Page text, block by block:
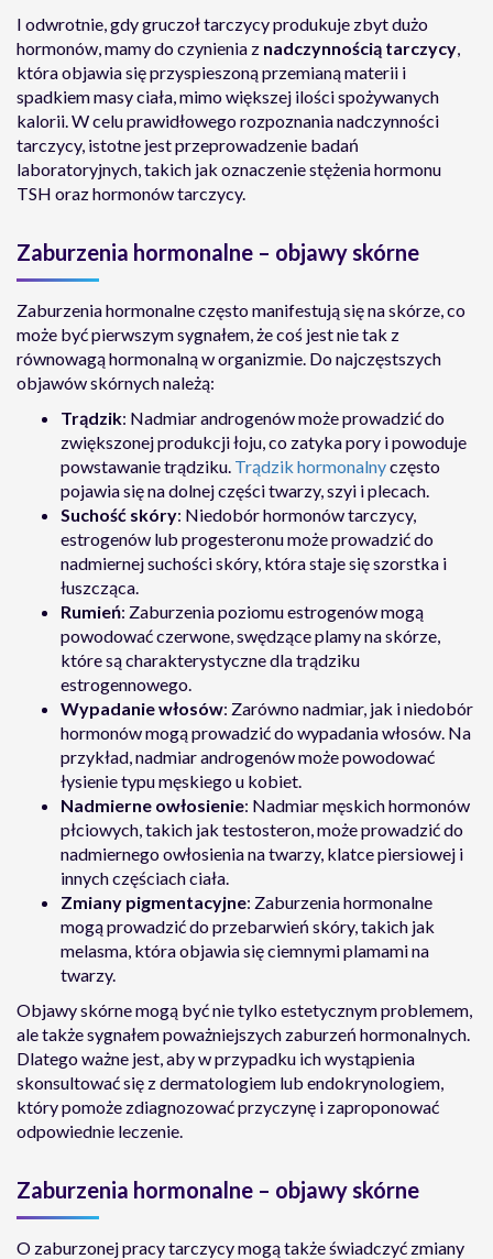
I odwrotnie, gdy gruczoł tarczycy produkuje zbyt dużo
hormonów, mamy do czynienia z nadczynnością tarczycy,
która objawia się przyspieszoną przemianą materii i
spadkiem masy ciała, mimo większej ilości spożywanych
kalorii. W celu prawidłowego rozpoznania nadczynności
tarczycy, istotne jest przeprowadzenie badań
laboratoryjnych, takich jak oznaczenie stężenia hormonu
TSH oraz hormonów tarczycy.
Zaburzenia hormonalne – objawy skórne
Zaburzenia hormonalne często manifestują się na skórze, co
może być pierwszym sygnałem, że coś jest nie tak z
równowagą hormonalną w organizmie. Do najczęstszych
objawów skórnych należą:
Trądzik: Nadmiar androgenów może prowadzić do
zwiększonej produkcji łoju, co zatyka pory i powoduje
powstawanie trądziku. Trądzik hormonalnyczęsto
pojawia się na dolnej części twarzy, szyi i plecach.
Suchość skóry: Niedobór hormonów tarczycy,
estrogenów lub progesteronu może prowadzić do
nadmiernej suchości skóry, która staje się szorstka i
łuszcząca.
Rumień: Zaburzenia poziomu estrogenów mogą
powodować czerwone, swędzące plamy na skórze,
które są charakterystyczne dla trądziku
estrogennowego.
Wypadanie włosów: Zarówno nadmiar, jak i niedobór
hormonów mogą prowadzić do wypadania włosów. Na
przykład, nadmiar androgenów może powodować
łysienie typu męskiego u kobiet.
Nadmierne owłosienie: Nadmiar męskich hormonów
płciowych, takich jak testosteron, może prowadzić do
nadmiernego owłosienia na twarzy, klatce piersiowej i
innych częściach ciała.
Zmiany pigmentacyjne: Zaburzenia hormonalne
mogą prowadzić do przebarwień skóry, takich jak
melasma, która objawia się ciemnymi plamami na
twarzy.
Objawy skórne mogą być nie tylko estetycznym problemem,
ale także sygnałem poważniejszych zaburzeń hormonalnych.
Dlatego ważne jest, aby w przypadku ich wystąpienia
skonsultować się z dermatologiem lub endokrynologiem,
który pomoże zdiagnozować przyczynę i zaproponować
odpowiednie leczenie.
Zaburzenia hormonalne – objawy skórne
O zaburzonej pracy tarczycy mogą także świadczyć zmiany